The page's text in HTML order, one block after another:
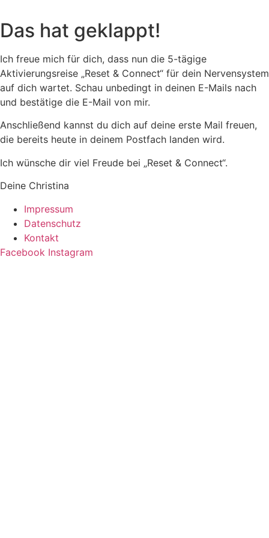
Inhalt
wechseln
Das hat geklappt!
Ich freue mich für dich, dass nun die 5-tägige
Aktivierungsreise „Reset & Connect“ für dein Nervensystem
auf dich wartet. Schau unbedingt in deinen E-Mails nach
und bestätige die E-Mail von mir.
Anschließend kannst du dich auf deine erste Mail freuen,
die bereits heute in deinem Postfach landen wird.
Ich wünsche dir viel Freude bei „Reset & Connect“.
Deine Christina
Impressum
Datenschutz
Kontakt
Facebook Instagram